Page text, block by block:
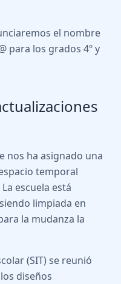
el nombre
para los grados 4º y
nos ha asignado una
temporal
escuela está
limpiada en
la mudanza la
(SIT) se reunió
diseños